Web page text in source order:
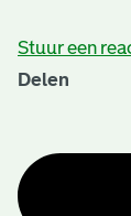
Stuur een
Delen